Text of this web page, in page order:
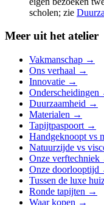
scholen; zie
Meer uit het atelier
Vakmanschap →
Ons verhaal →
Innovatie →
Onderscheidingen
Duurzaamheid →
Materialen →
Tapijtpaspoort →
Handgeknoopt vs
Natuurzijde vs
Onze verftechniek
Onze doorlooptijd
Tussen de luxe
Ronde tapijten →
Waar kopen →